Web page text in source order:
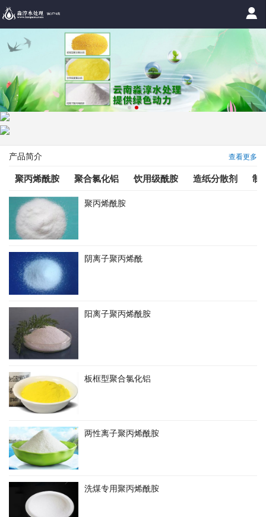
查看更多
产品简介
聚丙烯酰胺 聚合氯化铝 饮用级酰胺 造纸分散剂 制
聚丙烯酰胺
阴离子聚丙烯酰
阳离子聚丙烯酰胺
板框型聚合氯化铝
两性离子聚丙烯酰胺
洗煤专用聚丙烯酰胺